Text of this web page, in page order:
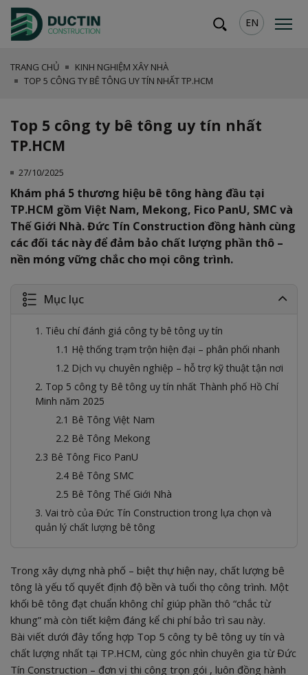
EN
TRANG CHỦ
KINH NGHIỆM XÂY NHÀ
TOP 5 CÔNG TY BÊ TÔNG UY TÍN NHẤT TP.HCM
Top 5 công ty bê tông uy tín nhất
TP.HCM
27/10/2025
Khám phá 5 thương hiệu bê tông hàng đầu tại
TP.HCM gồm Việt Nam, Mekong, Fico PanU, SMC và
Thế Giới Nhà. Đức Tín Construction đồng hành cùng
các đối tác này để đảm bảo chất lượng phần thô –
nền móng vững chắc cho mọi công trình.
Mục lục
1. Tiêu chí đánh giá công ty bê tông uy tín
1.1 Hệ thống trạm trộn hiện đại – phân phối nhanh
1.2 Dịch vụ chuyên nghiệp – hỗ trợ kỹ thuật tận nơi
2. Top 5 công ty Bê tông uy tín nhất Thành phố Hồ Chí
Minh năm 2025
2.1 Bê Tông Việt Nam
2.2 Bê Tông Mekong
2.3 Bê Tông Fico PanU
2.4 Bê Tông SMC
2.5 Bê Tông Thế Giới Nhà
3. Vai trò của Đức Tín Construction trong lựa chọn và
quản lý chất lượng bê tông
Trong xây dựng nhà phố – biệt thự hiện nay, chất lượng bê
tông là yếu tố quyết định độ bền và tuổi thọ công trình. Một
khối bê tông đạt chuẩn không chỉ giúp phần thô “chắc từ
khung” mà còn tiết kiệm đáng kể chi phí bảo trì sau này.
Bài viết dưới đây tổng hợp Top 5 công ty bê tông uy tín và
chất lượng nhất tại TP.HCM, cùng góc nhìn chuyên gia từ Đức
Tín Construction – đơn vị thi công trọn gói , luôn đồng hành